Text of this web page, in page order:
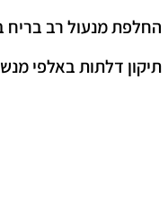
החלפת מנעול רב בריח
תיקון דלתותבאלפי